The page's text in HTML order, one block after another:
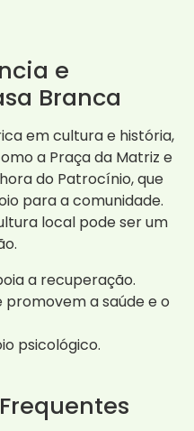
e
Branca
em cultura e história,
a Praça da Matriz e
do Patrocínio, que
para a comunidade.
local pode ser um
a recuperação.
promovem a saúde e o
psicológico.